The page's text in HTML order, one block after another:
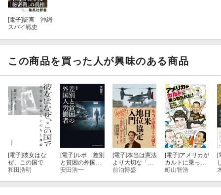
[電子]証言 沖縄
スパイ戦史
この商品を買った人が興味のある商品
[電子]彼女はな
ぜ、この国で
和田浩明
[電子]ルポ 差別
と貧困の外国人
労働者
安田浩一
[電子]本当は憲法
より大切な「日
米地位協定入
前泊博盛
[電子]アメリカが
カルトに乗っ取
られた！ 中絶
町山智浩
[